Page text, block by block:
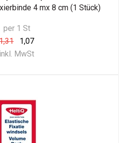
4 mx 8 cm (1 Stück)
per 1 St
1,07
inkl. MwSt